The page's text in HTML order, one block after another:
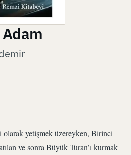
yetişmek üzereyken, Birinci
ve sonra Büyük Turan’ı kurmak